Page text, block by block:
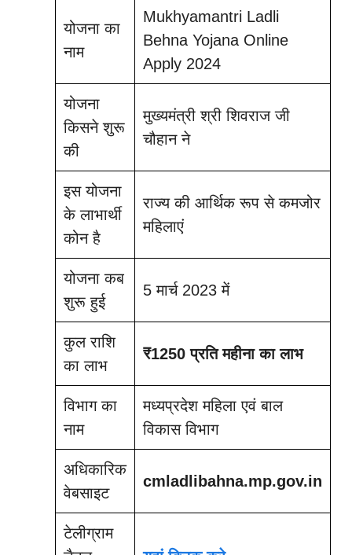
योजना का
नाम
Mukhyamantri Ladli
Behna Yojana Online
Apply 2024
योजना
किसने शुरू
की
मुख्यमंत्री श्री शिवराज जी
चौहान ने
इस योजना
के लाभार्थी
कोन है
राज्य की आर्थिक रूप से कमजोर
महिलाएं
योजना कब
शुरू हुई
5 मार्च 2023 में
कुल राशि
का लाभ
₹1250 प्रति महीना का लाभ
विभाग का
नाम
मध्यप्रदेश महिला एवं बाल
विकास विभाग
अधिकारिक
वेबसाइट
cmladlibahna.mp.gov.in
टेलीग्राम